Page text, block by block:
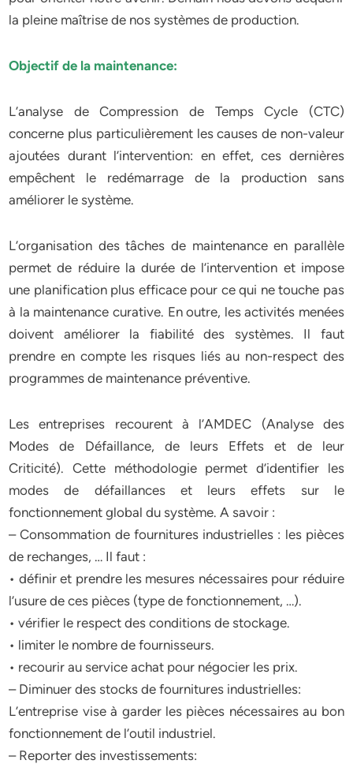
la pleine maîtrise de nos systèmes de production.
Objectif de la maintenance:
L’analyse de Compression de Temps Cycle (CTC)
concerne plus particulièrement les causes de non-valeur
ajoutées durant l’intervention: en effet, ces dernières
empêchent le redémarrage de la production sans
améliorer le système.
L’organisation des tâches de maintenance en parallèle
permet de réduire la durée de l’intervention et impose
une planification plus efficace pour ce qui ne touche pas
à la maintenance curative. En outre, les activités menées
doivent améliorer la fiabilité des systèmes. Il faut
prendre en compte les risques liés au non-respect des
programmes de maintenance préventive.
Les entreprises recourent à l’AMDEC (Analyse des
Modes de Défaillance, de leurs Effets et de leur
Criticité). Cette méthodologie permet d’identifier les
modes de défaillances et leurs effets sur le
fonctionnement global du système. A savoir :
– Consommation de fournitures industrielles : les pièces
de rechanges, … Il faut :
• définir et prendre les mesures nécessaires pour réduire
l’usure de ces pièces (type de fonctionnement, …).
• vérifier le respect des conditions de stockage.
• limiter le nombre de fournisseurs.
• recourir au service achat pour négocier les prix.
– Diminuer des stocks de fournitures industrielles:
L’entreprise vise à garder les pièces nécessaires au bon
fonctionnement de l’outil industriel.
– Reporter des investissements: